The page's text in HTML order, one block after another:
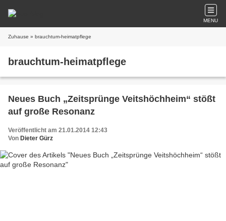
MENU
Zuhause » brauchtum-heimatpflege
brauchtum-heimatpflege
Neues Buch „Zeitsprünge Veitshöchheim“ stößt
auf große Resonanz
Veröffentlicht am 21.01.2014 12:43
Von Dieter Gürz